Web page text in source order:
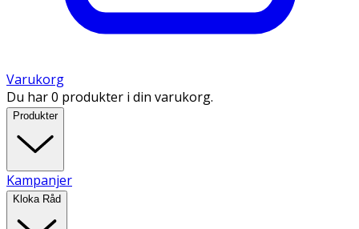
Varukorg
Du har 0 produkter i din varukorg.
Produkter
Kampanjer
Kloka Råd